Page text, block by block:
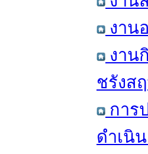
งาน
งาน
ชรังส
การ
ดำเนิ